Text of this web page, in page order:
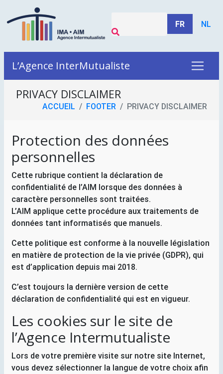
FR NL
L’Agence InterMutualiste
PRIVACY DISCLAIMER
ACCUEIL FOOTER PRIVACY DISCLAIMER
Protection des données
personnelles
Cette rubrique contient la déclaration de
confidentialité de l’AIM lorsque des données à
caractère personnelles sont traitées.
L’AIM applique cette procédure aux traitements de
données tant informatisés que manuels.
Cette politique est conforme à la nouvelle législation
en matière de protection de la vie privée (GDPR), qui
est d’application depuis mai 2018.
C’est toujours la dernière version de cette
déclaration de confidentialité qui est en vigueur.
Les cookies sur le site de
l’Agence Intermutualiste
Lors de votre première visite sur notre site Internet,
vous devez sélectionner la langue de votre choix afin